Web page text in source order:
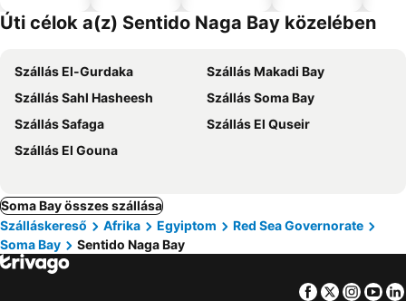
Úti célok a(z) Sentido Naga Bay közelében
Szállás El-Gurdaka
Szállás Makadi Bay
Szállás Sahl Hasheesh
Szállás Soma Bay
Szállás Safaga
Szállás El Quseir
Szállás El Gouna
Soma Bay összes szállása
Szálláskereső
Afrika Egyiptom
Red Sea Governorate
Soma Bay
Sentido Naga Bay
Facebook
Twitter